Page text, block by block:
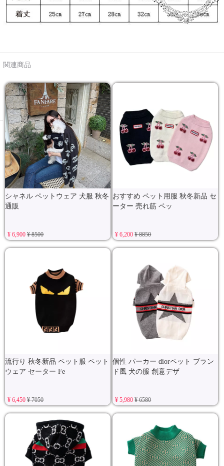
関連商品
シャネル ペットウェア 犬服 秋冬
通販
¥ 6,900¥ 8500
おすすめ ペット用服 秋冬新品 セ
ーター 売れ筋 ペッ
¥ 6,200¥ 8850
流行り 秋冬新品 ペット服 ペット
ウェア セーター Fe
¥ 6,450¥ 7050
個性 パーカー diorペット ブラン
ド風 犬の服 創意デザ
¥ 5,980¥ 6580